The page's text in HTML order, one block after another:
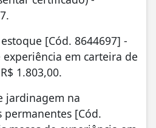
[Cód. 8644697] -
experiência em carteira de
1.803,00.
jardinagem na
permanentes [Cód.